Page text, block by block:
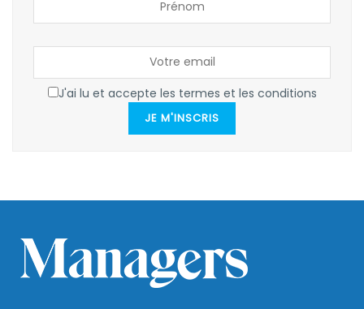
J'ai lu et accepte les termes et les conditions
JE M'INSCRIS